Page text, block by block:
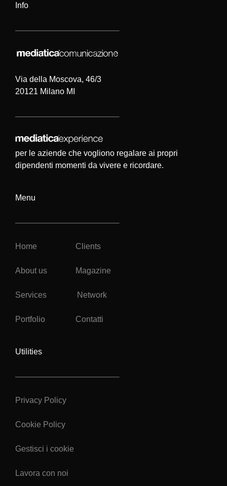
o
o
k
n
di
Info
Via della Moscova, 46/3
20121 Milano MI
per le aziende che vogliono regalare ai propri
dipendenti momenti da vivere e ricordare.
Menu
Home Clients
About us Magazine
Services Network
Portfolio Contatti
Utilities
Privacy Policy
Cookie Policy
Gestisci i cookie
Lavora con noi